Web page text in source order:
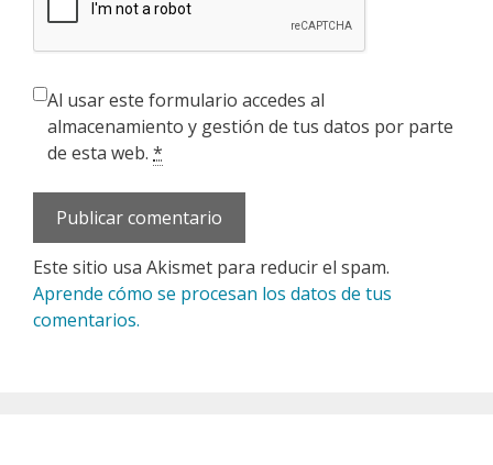
Al usar este formulario accedes al
almacenamiento y gestión de tus datos por parte
de esta web. *
Este sitio usa Akismet para reducir el spam.
Aprende cómo se procesan los datos de tus
comentarios.